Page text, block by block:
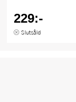
229:-
Slutsåld